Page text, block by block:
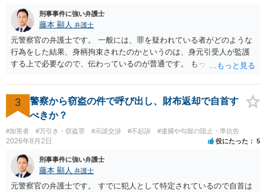
刑事事件に強い弁護士
藤本 顯人 弁護士
元警察官の弁護士です。 一般には、罪を疑われている者がどのような
行為をした結果、身柄拘束されたのかというのは、身元引受人が監護
する上で必要なので、伝わっているのが普通です。 もっとも、事実関
いたり、省略されていることもありうるかなとは思います。
3
警察から窃盗の件で呼び出し、財布返却で自首す
べきか？
#加害者 #万引き・窃盗罪 #示談交渉 #不起訴 #逮捕や勾留の阻止・準抗告
2026年8月2日 役にたった 5
刑事事件に強い弁護士
藤本 顯人 弁護士
元警察官の弁護士です。 すでに犯人として特定されているので自首は